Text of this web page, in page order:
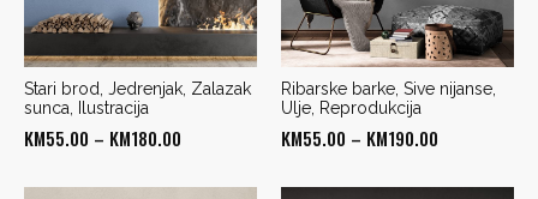
Stari brod, Jedrenjak, Zalazak
sunca, Ilustracija
KM55.00 – KM180.00
Ribarske barke, Sive nijanse,
Ulje, Reprodukcija
KM55.00 – KM190.00